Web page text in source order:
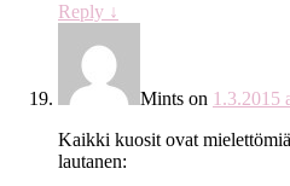
Reply ↓
Mints on 1.3.2015
Kaikki kuosit ovat
lautanen: